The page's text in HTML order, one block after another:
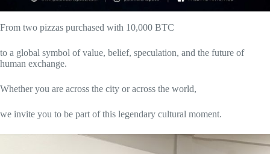
From two pizzas purchased with 10,000 BTC
to a global symbol of value, belief, speculation, and the future of
human exchange.
Whether you are across the city or across the world,
we invite you to be part of this legendary cultural moment.